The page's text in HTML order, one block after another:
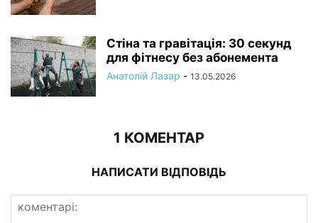
Стіна та гравітація: 30 секунд
для фітнесу без абонемента
Анатолій Лазар - 13.05.2026
1 КОМЕНТАР
НАПИСАТИ ВІДПОВІДЬ